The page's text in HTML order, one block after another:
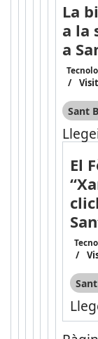
La
a la
a
Sant
El